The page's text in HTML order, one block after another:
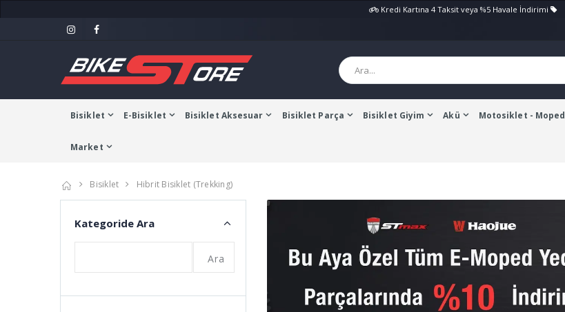
Kredi Kartına 4 Taksit veya %5 Havale İndirimi
Bisiklet E-Bisiklet Bisiklet Aksesuar Bisiklet Parça Bisiklet Giyim Akü Motosiklet - Moped
Market
Bisiklet Hibrit Bisiklet (Trekking)
Kategoride Ara
Ara